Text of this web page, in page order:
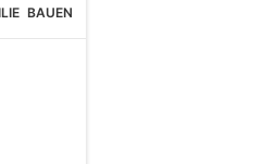
BAUEN